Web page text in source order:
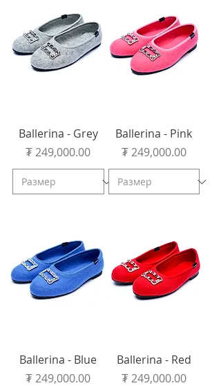
Ballerina - Grey
Price
₮ 249,000.00
Ballerina - Pink
Price
₮ 249,000.00
Ballerina - Blue
Price
₮ 249,000.00
Ballerina - Red
Price
₮ 249,000.00